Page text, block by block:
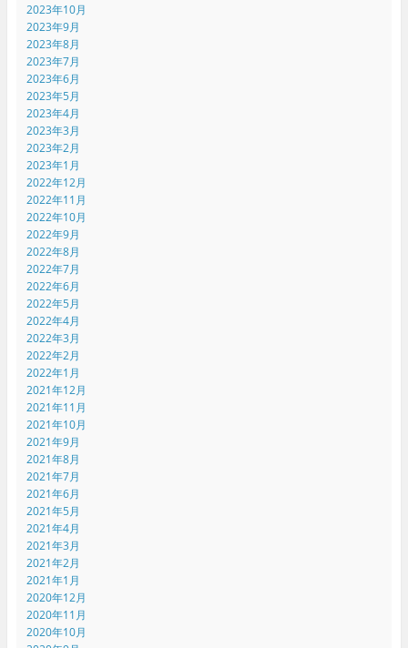
2023年10月
2023年9月
2023年8月
2023年7月
2023年6月
2023年5月
2023年4月
2023年3月
2023年2月
2023年1月
2022年12月
2022年11月
2022年10月
2022年9月
2022年8月
2022年7月
2022年6月
2022年5月
2022年4月
2022年3月
2022年2月
2022年1月
2021年12月
2021年11月
2021年10月
2021年9月
2021年8月
2021年7月
2021年6月
2021年5月
2021年4月
2021年3月
2021年2月
2021年1月
2020年12月
2020年11月
2020年10月